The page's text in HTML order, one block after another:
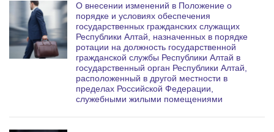
О внесении изменений в Положение о
порядке и условиях обеспечения
государственных гражданских служащих
Республики Алтай, назначенных в порядке
ротации на должность государственной
гражданской службы Республики Алтай в
государственный орган Республики Алтай,
расположенный в другой местности в
пределах Российской Федерации,
служебными жилыми помещениями